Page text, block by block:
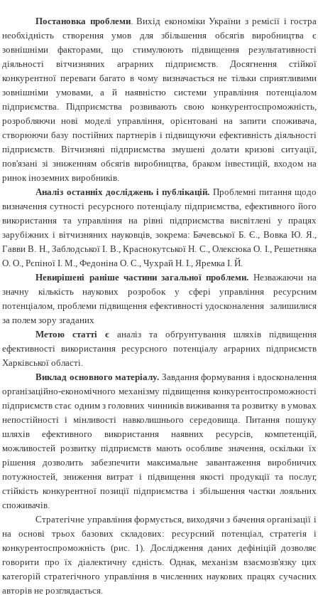
Постановка проблеми. Вихід економіки України з ремісії і гостра
необхідність створення умов для збільшення обсягів виробництва є
зовнішніми факторами, що стимулюють підвищення результативності
діяльності вітчизняних аграрних підприємств. Досягнення стійкої
конкурентної переваги багато в чому визначається не тільки сприятливими
зовнішніми умовами, а й наявністю системи управління потенціалом
підприємства. Підприємства розвивають свою конкурентоспроможність,
розробляючи нові моделі управління, орієнтовані на запити споживача,
створюючи базу постійних партнерів і підвищуючи ефективність діяльності
підприємств. Вітчизняні підприємства змушені долати кризові ситуації,
пов'язані зі зниженням обсягів виробництва, браком інвестицій, входом на
ринок іноземних виробників.
Аналіз останніх досліджень і публікацій. Проблемні питання щодо
визначення сутності ресурсного потенціалу підприємства, ефективного його
використання та управління на рівні підприємства висвітлені у працях
зарубіжних і вітчизняних науковців, зокрема: Бачевської Б. Є., Вовка Ю. Я.,
Гавви В. Н., Заблодської І. В., Краснокутської Н. С., Олексюка О. І., Решетняка
О. О., Рєпіної І. М., Федоніна О. С., Чухрай Н. І., Яремка І. Й.
Невирішені раніше частини загальної проблеми. Незважаючи на
значну кількість наукових розробок у сфері управління ресурсним
потенціалом, проблеми підвищення ефективності удосконалення залишилися
за полем зору згаданих
Метою статті єаналіз та обґрунтування шляхів підвищення
ефективності використання ресурсного потенціалу аграрних підприємств
Харківської області.
Виклад основного матеріалу. Завдання формування і вдосконалення
організаційно-економічного механізму підвищення конкурентоспроможності
підприємств стає одним з головних чинників виживання та розвитку в умовах
непостійності і мінливості навколишнього середовища. Питання пошуку
шляхів ефективного використання наявних ресурсів, компетенцій,
можливостей розвитку підприємств мають особливе значення, оскільки їх
рішення дозволить забезпечити максимальне завантаження виробничих
потужностей, зниження витрат і підвищення якості продукції та послуг,
стійкість конкурентної позиції підприємства і збільшення частки лояльних
споживачів.
Стратегічне управління формується, виходячи з бачення організації і
на основі трьох базових складових: ресурсний потенціал, стратегія і
конкурентоспроможність (рис. 1). Дослідження даних дефініцій дозволяє
говорити про їх діалектичну єдність. Однак, механізм взаємозв'язку цих
категорій стратегічного управління в численних наукових працях сучасних
авторів не розглядається.